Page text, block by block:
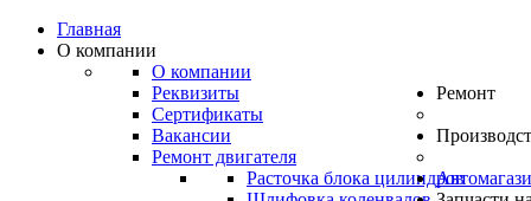
Главная
О компании
О компании
Реквизиты
Сертификаты
Вакансии
Ремонт
Ремонт двигателя
Расточка блока цилиндров